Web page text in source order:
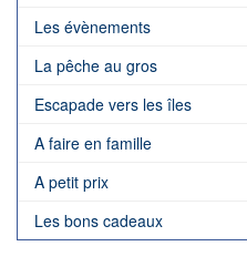
Les évènements
La pêche au gros
Escapade vers les îles
A faire en famille
A petit prix
Les bons cadeaux